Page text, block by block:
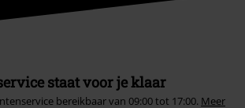
staat voor je klaar
bereikbaar van 09:00 tot 17:00. Meer